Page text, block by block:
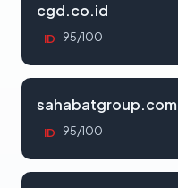
cgd.co.id
ID 95/100
sahabatgroup.com
ID 95/100